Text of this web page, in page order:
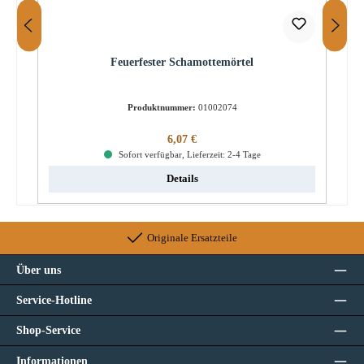
Feuerfester Schamottemörtel
Produktnummer: 01002074
Regulärer Preis:
6,07 €
Sofort verfügbar, Lieferzeit: 2-4 Tage
Details
Originale Ersatzteile
Über uns
Service-Hotline
Shop-Service
Informationen